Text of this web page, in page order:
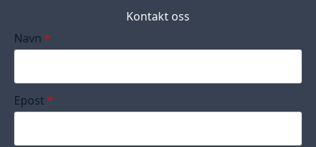
Kontakt oss
Navn *
Epost *